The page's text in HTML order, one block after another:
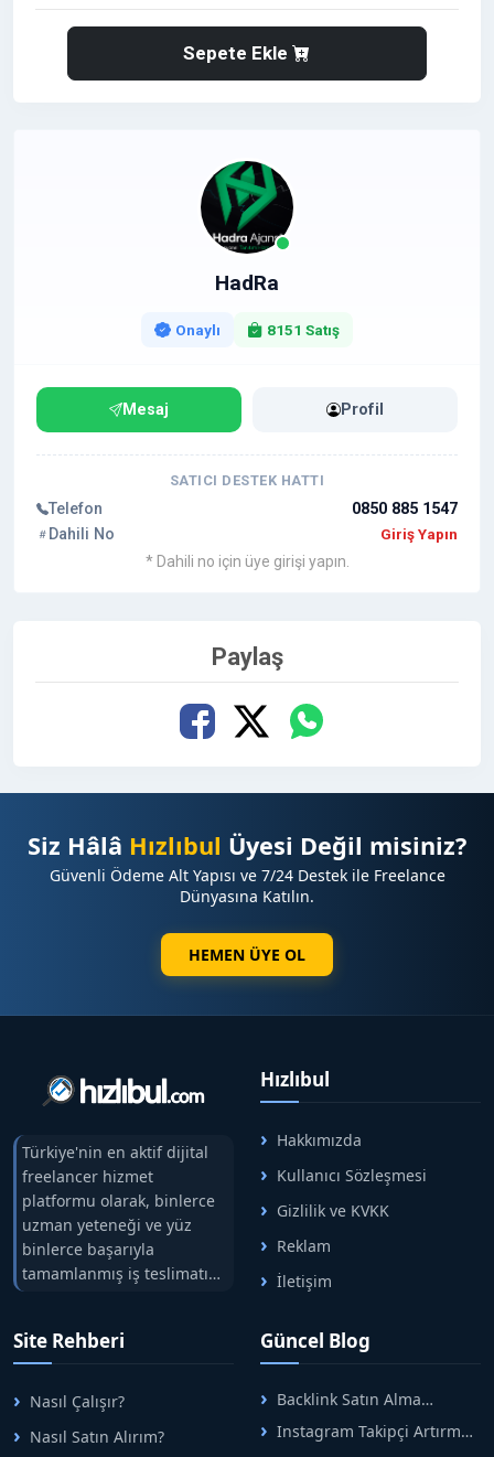
Sepete Ekle
HadRa
Onaylı 8151 Satış
Mesaj Profil
SATICI DESTEK HATTI
Telefon
0850 885 1547
Dahili No
Giriş Yapın
* Dahili no için üye girişi yapın.
Paylaş
Siz Hâlâ Hızlıbul Üyesi Değil misiniz?
Güvenli Ödeme Alt Yapısı ve 7/24 Destek ile Freelance
Dünyasına Katılın.
HEMEN ÜYE OL
Türkiye'nin en aktif dijital
freelancer hizmet
platformu olarak, binlerce
uzman yeteneği ve yüz
binlerce başarıyla
tamamlanmış iş teslimatını
tek çatıda buluşturuyoruz.
arasındaki süreci risksiz
alışveriş sistemi ile koruyan
ticaretin güvenli
adreslerinden birisidir.
Hızlıbul
Hakkımızda
Kullanıcı Sözleşmesi
Gizlilik ve KVKK
Reklam
İletişim
Site Rehberi
Nasıl Çalışır?
Nasıl Satın Alırım?
Güncel Blog
Backlink Satın Alma
Rehberi: Güvenli SEO İçin
Doğru Adımlar
Instagram Takipçi Artırma